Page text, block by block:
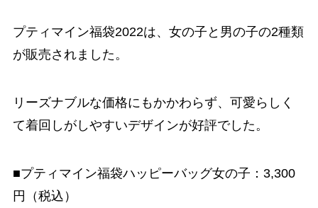
プティマイン福袋2022は、女の子と男の子の2種類
が販売されました。
リーズナブルな価格にもかかわらず、可愛らしく
て着回しがしやすいデザインが好評でした。
■プティマイン福袋ハッピーバッグ女の子：3,300
円（税込）